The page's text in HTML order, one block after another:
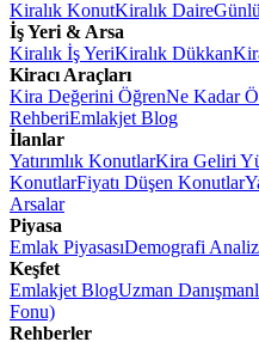
Kiralık KonutKiralık Daire
İş Yeri & Arsa
Kiralık İş YeriKiralık Dükkan
Kiracı Araçları
Kira Değerini ÖğrenNe Kadar
RehberiEmlakjet Blog
İlanlar
Yatırımlık KonutlarKira Geliri
KonutlarFiyatı Düşen Konutlar
Arsalar
Piyasa
Emlak PiyasasıDemografi
Keşfet
Emlakjet BlogUzman
Fonu)
Rehberler